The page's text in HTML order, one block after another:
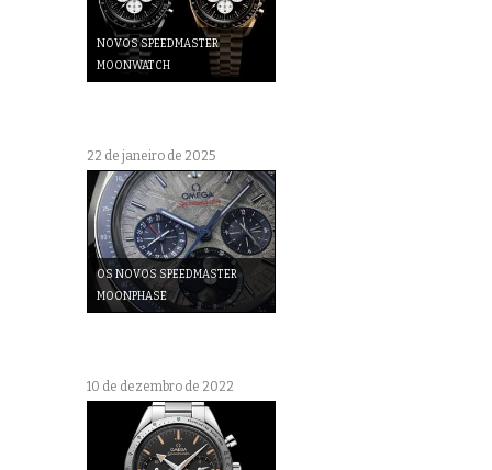
NOVOS SPEEDMASTER
MOONWATCH
22 de janeiro de 2025
OS NOVOS SPEEDMASTER
MOONPHASE
10 de dezembro de 2022